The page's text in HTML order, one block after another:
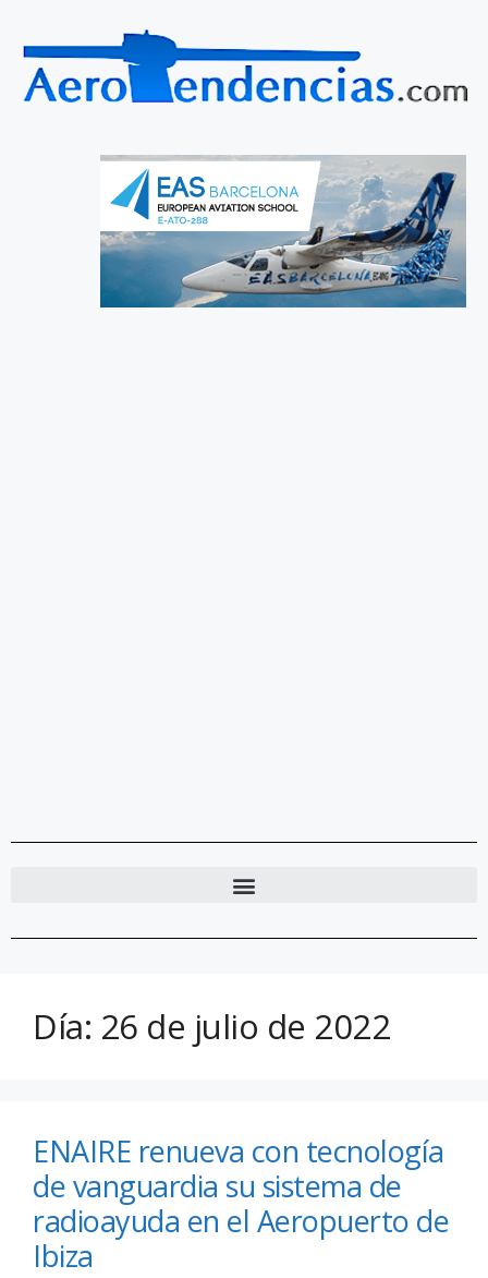
Día: 26 de julio de 2022
ENAIRE renueva con tecnología
de vanguardia su sistema de
radioayuda en el Aeropuerto de
Ibiza